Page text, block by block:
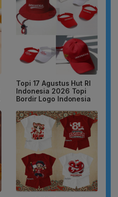
Topi 17 Agustus Hut RI
Indonesia 2026 Topi
Bordir Logo Indonesia